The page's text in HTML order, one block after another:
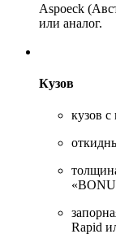
Aspoeck
или аналог.
Кузов
кузов
Rapid